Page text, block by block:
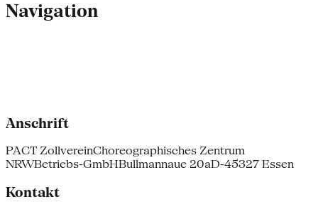
Navigation
Anschrift
PACT ZollvereinChoreographisches Zentrum
NRWBetriebs-GmbHBullmannaue 20aD-45327 Essen
Kontakt